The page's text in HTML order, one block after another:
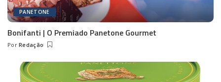
PANETONE
Bonifanti | O Premiado Panetone Gourmet
Posted
Por Redação